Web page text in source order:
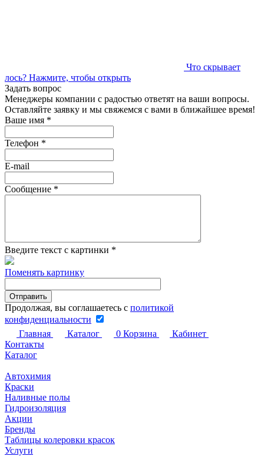
Что скрывает
лось? Нажмите, чтобы открыть
Задать вопрос
Менеджеры компании с радостью ответят на ваши вопросы.
Оставляйте заявку и мы свяжемся с вами в ближайшее время!
Ваше имя *
Телефон *
E-mail
Сообщение *
Введите текст с картинки *
Поменять картинку
Продолжая, вы соглашаетесь с политикой
конфиденциальности
Главная
Каталог 0 Корзина
Кабинет
Контакты
Каталог
Автохимия
Краски
Наливные полы
Гидроизоляция
Акции
Бренды
Таблицы колеровки красок
Услуги